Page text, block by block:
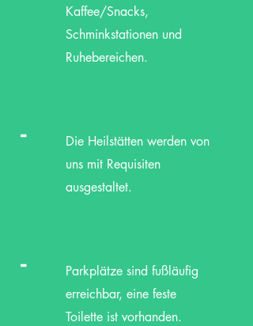
Kaffee/Snacks,
Schminkstationen und
Ruhebereichen.
-
Die Heilstätten werden von
uns mit Requisiten
ausgestaltet.
-
Parkplätze sind fußläufig
erreichbar, eine feste
Toilette ist vorhanden.